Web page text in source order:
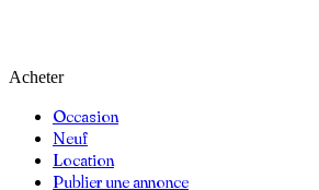
Acheter
Occasion
Neuf
Location
Publier une annonce